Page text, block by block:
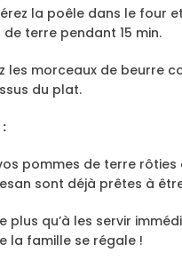
la poêle dans le four
terre pendant 15 min.
les morceaux de beurre
du plat.
pommes de terre rôties
sont déjà prêtes à
plus qu’à les servir
la famille se régale !